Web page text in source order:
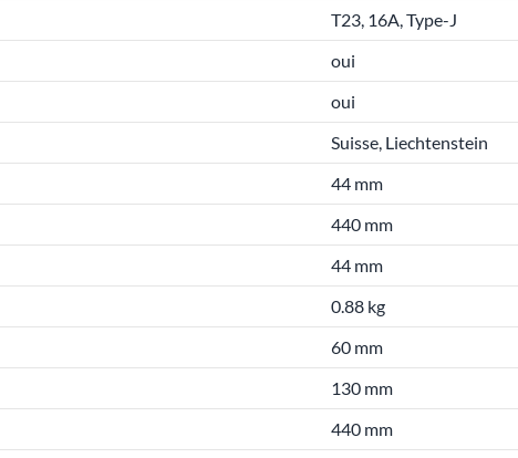
T23, 16A, Type-J
oui
oui
Suisse, Liechtenstein
44 mm
440 mm
44 mm
0.88 kg
60 mm
130 mm
440 mm